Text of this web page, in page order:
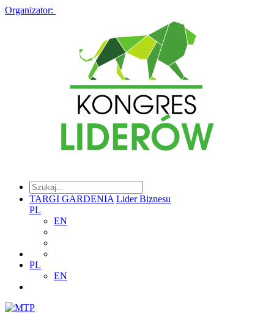
Organizator:
TARGI GARDENIA Lider Biznesu
PL
EN
PL
EN